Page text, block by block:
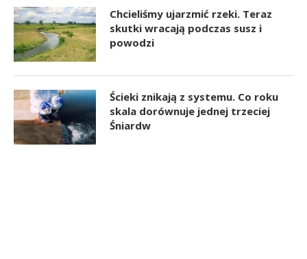
Chcieliśmy ujarzmić rzeki. Teraz
skutki wracają podczas susz i
powodzi
Ścieki znikają z systemu. Co roku
skala dorównuje jednej trzeciej
Śniardw